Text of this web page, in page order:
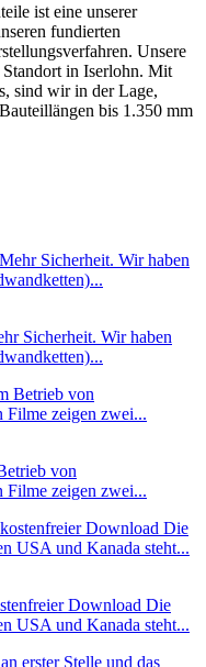
ist eine unserer
fundierten
Unsere
in Iserlohn. Mit
sind wir in der Lage,
bis 1.350 mm
Sicherheit. Wir haben
von
Filme zeigen zwei...
Download Die
USA und Kanada steht...